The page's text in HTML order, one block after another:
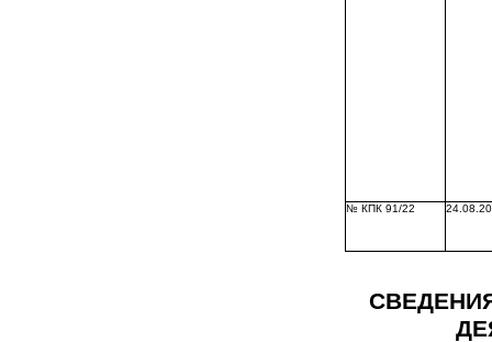
№ КПК 91/22